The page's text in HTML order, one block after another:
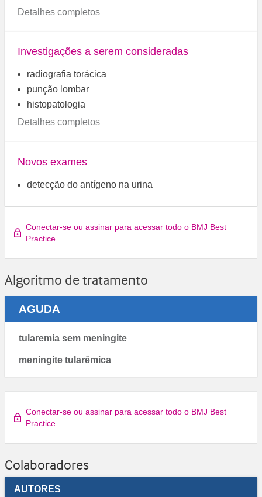
Detalhes completos
Investigações a serem consideradas
radiografia torácica
punção lombar
histopatologia
Detalhes completos
Novos exames
detecção do antígeno na urina
Conectar-se ou assinar para acessar todo o BMJ Best
Practice
Algoritmo de tratamento
AGUDA
tularemia sem meningite
meningite tularêmica
Conectar-se ou assinar para acessar todo o BMJ Best
Practice
Colaboradores
AUTORES